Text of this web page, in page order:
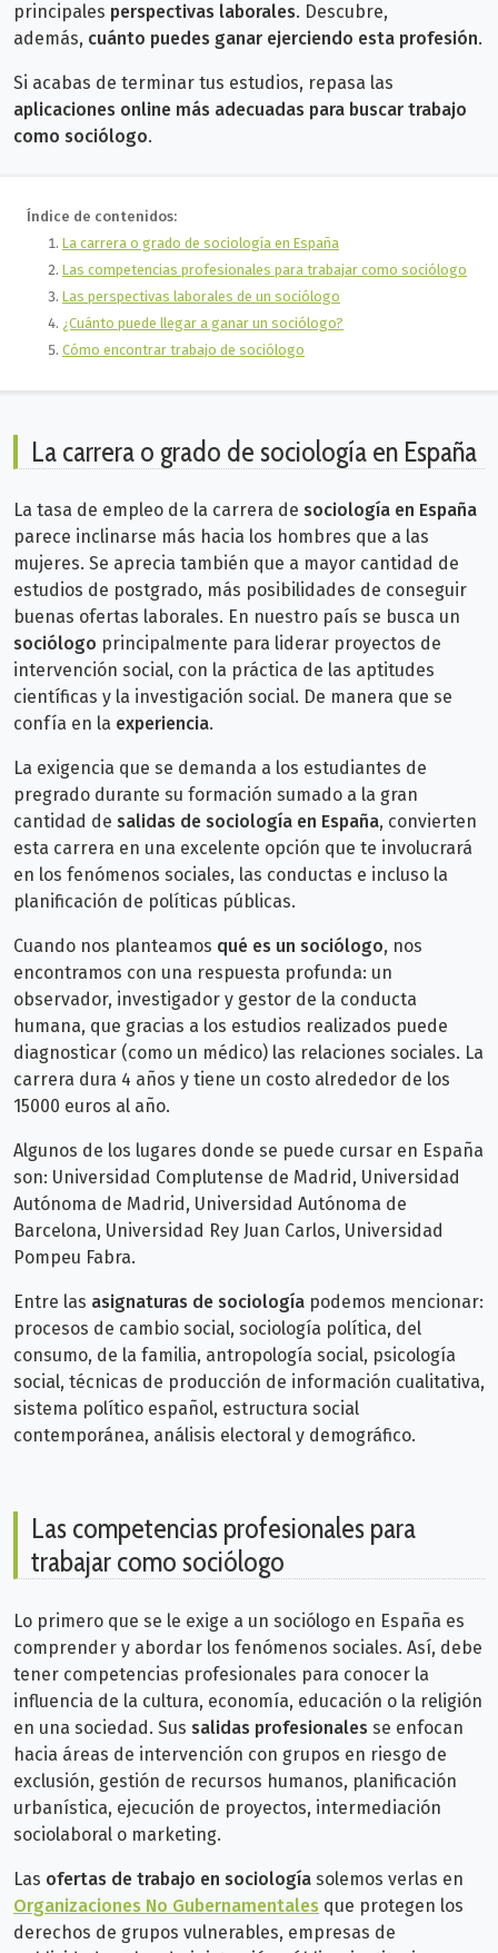
principales perspectivas laborales. Descubre,
además, cuánto puedes ganar ejerciendo esta profesión.
Si acabas de terminar tus estudios, repasa las
aplicaciones online más adecuadas para buscar trabajo
como sociólogo.
Índice de contenidos:
La carrera o grado de sociología en España
Las competencias profesionales para trabajar como sociólogo
Las perspectivas laborales de un sociólogo
¿Cuánto puede llegar a ganar un sociólogo?
Cómo encontrar trabajo de sociólogo
La carrera o grado de sociología en España
La tasa de empleo de la carrera de sociología en España
parece inclinarse más hacia los hombres que a las
mujeres. Se aprecia también que a mayor cantidad de
estudios de postgrado, más posibilidades de conseguir
buenas ofertas laborales. En nuestro país se busca un
sociólogo principalmente para liderar proyectos de
intervención social, con la práctica de las aptitudes
científicas y la investigación social. De manera que se
confía en la experiencia.
La exigencia que se demanda a los estudiantes de
pregrado durante su formación sumado a la gran
cantidad de salidas de sociología en España, convierten
esta carrera en una excelente opción que te involucrará
en los fenómenos sociales, las conductas e incluso la
planificación de políticas públicas.
Cuando nos planteamos qué es un sociólogo, nos
encontramos con una respuesta profunda: un
observador, investigador y gestor de la conducta
humana, que gracias a los estudios realizados puede
diagnosticar (como un médico) las relaciones sociales. La
carrera dura 4 años y tiene un costo alrededor de los
15000 euros al año.
Algunos de los lugares donde se puede cursar en España
son: Universidad Complutense de Madrid, Universidad
Autónoma de Madrid, Universidad Autónoma de
Barcelona, Universidad Rey Juan Carlos, Universidad
Pompeu Fabra.
Entre las asignaturas de sociología podemos mencionar:
procesos de cambio social, sociología política, del
consumo, de la familia, antropología social, psicología
social, técnicas de producción de información cualitativa,
sistema político español, estructura social
contemporánea, análisis electoral y demográfico.
Las competencias profesionales para
trabajar como sociólogo
Lo primero que se le exige a un sociólogo en España es
comprender y abordar los fenómenos sociales. Así, debe
tener competencias profesionales para conocer la
influencia de la cultura, economía, educación o la religión
en una sociedad. Sus salidas profesionales se enfocan
hacia áreas de intervención con grupos en riesgo de
exclusión, gestión de recursos humanos, planificación
urbanística, ejecución de proyectos, intermediación
sociolaboral o marketing.
Las ofertas de trabajo en sociología solemos verlas en
Organizaciones No Gubernamentales que protegen los
derechos de grupos vulnerables, empresas de